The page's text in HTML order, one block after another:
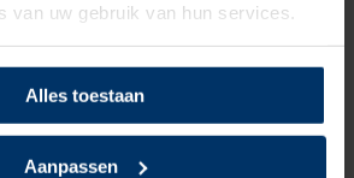
van uw gebruik van hun services.
Alles toestaan
Aanpassen
Rubber/EVA